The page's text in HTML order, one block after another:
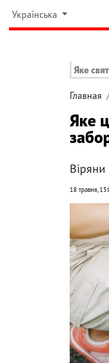
Українська
Яке
Главная
Яке
Віряни
18 травня,